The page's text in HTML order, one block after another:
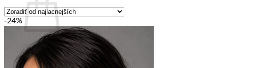
Žiadne produkty v košíku.
Vrátiť sa do obchodu
ceny:
-24%